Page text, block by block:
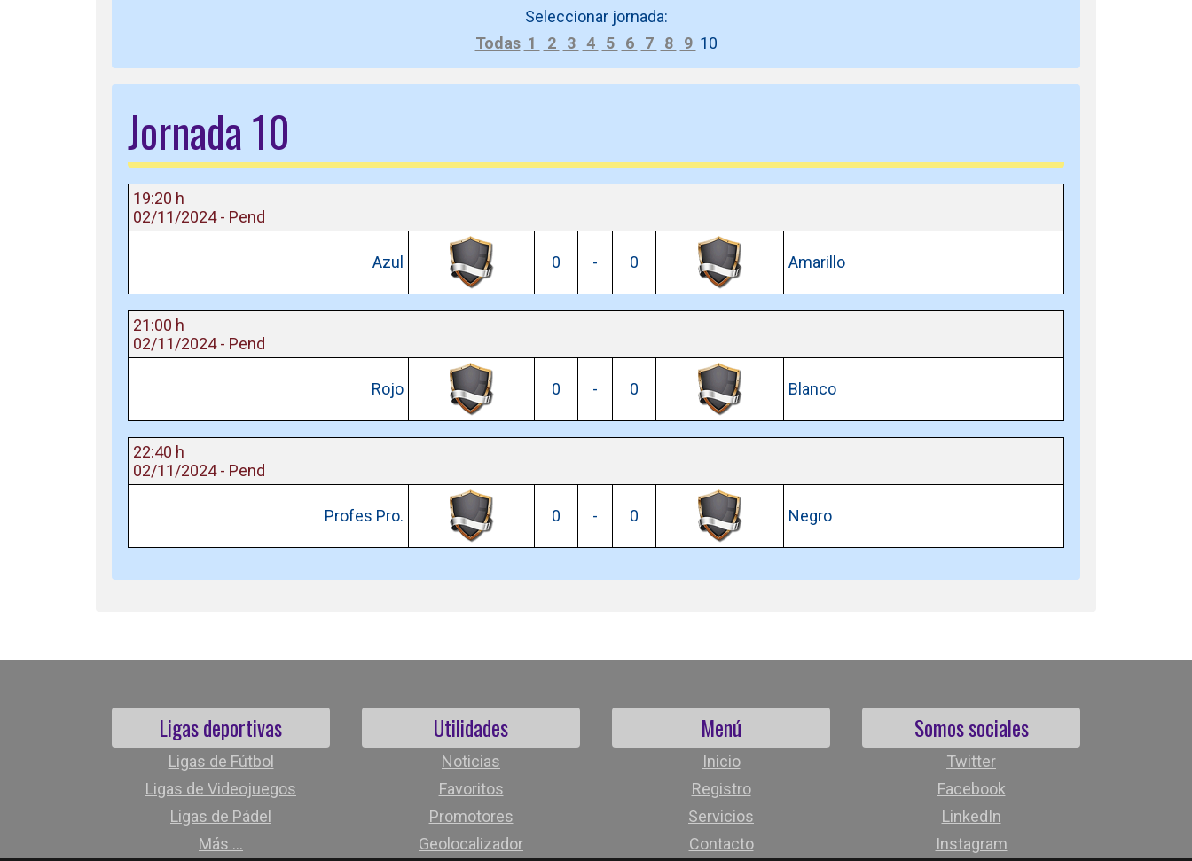
Seleccionar jornada:
Todas 1 2 3 4 5 6 7 8 9 10
Jornada 10
19:20 h
02/11/2024 - Pend
Azul 0 - 0 Amarillo
21:00 h
02/11/2024 - Pend
Rojo 0 - 0 Blanco
22:40 h
02/11/2024 - Pend
Profes Pro. 0 - 0 Negro
Ligas deportivas
Ligas de Fútbol
Ligas de Videojuegos
Ligas de Pádel
Más ...
Utilidades
Noticias
Favoritos
Promotores
Geolocalizador
Menú
Inicio
Registro
Servicios
Contacto
Somos sociales
Twitter
Facebook
LinkedIn
Instagram